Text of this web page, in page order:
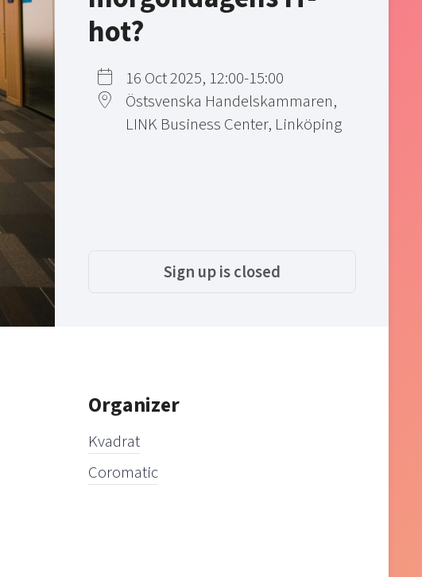
hot?
16 Oct 2025, 12:00-15:00
Östsvenska Handelskammaren,
LINK Business Center, Linköping
Sign up is closed
Organizer
Kvadrat
Coromatic